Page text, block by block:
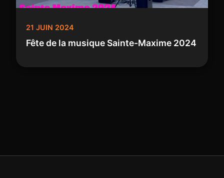
21 JUIN 2024
Fête de la musique Sainte-Maxime 2024